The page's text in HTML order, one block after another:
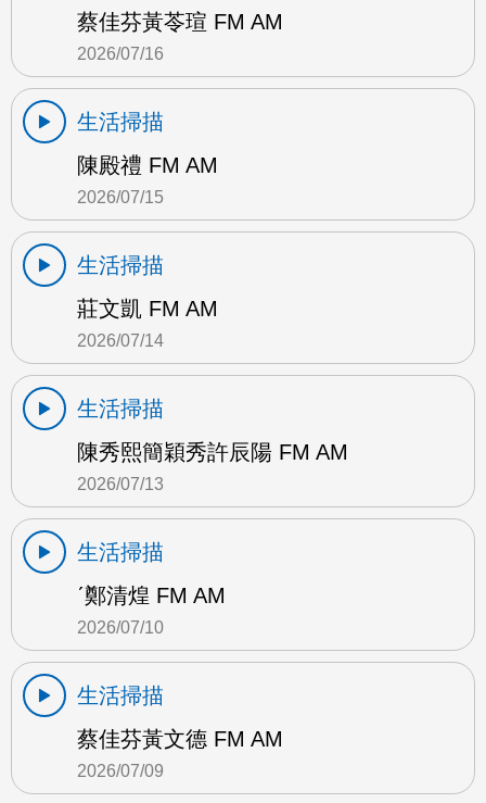
蔡佳芬黃苓瑄 FM AM
2026/07/16
生活掃描
陳殿禮 FM AM
2026/07/15
生活掃描
莊文凱 FM AM
2026/07/14
生活掃描
陳秀熙簡穎秀許辰陽 FM AM
2026/07/13
生活掃描
ˊ鄭清煌 FM AM
2026/07/10
生活掃描
蔡佳芬黃文德 FM AM
2026/07/09